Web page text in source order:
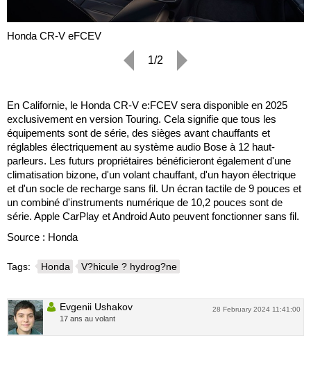
Honda CR-V eFCEV
1/2
En Californie, le Honda CR-V e:FCEV sera disponible en 2025
exclusivement en version Touring. Cela signifie que tous les
équipements sont de série, des sièges avant chauffants et
réglables électriquement au système audio Bose à 12 haut-
parleurs. Les futurs propriétaires bénéficieront également d'une
climatisation bizone, d'un volant chauffant, d'un hayon électrique
et d'un socle de recharge sans fil. Un écran tactile de 9 pouces et
un combiné d'instruments numérique de 10,2 pouces sont de
série. Apple CarPlay et Android Auto peuvent fonctionner sans fil.
Source : Honda
Tags: Honda V?hicule ? hydrog?ne
28 February 2024 11:41:00
Evgenii Ushakov
17 ans au volant